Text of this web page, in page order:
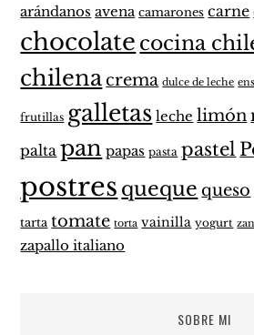
arándanos avena camarones carne
chocolate cocina
chilenacrema dulce de leche
frutillas galletas leche limón
palta pan papas pasta pastel
postres queque queso
tarta tomate torta vainilla yogurt
zapallo italiano
SOBRE MI